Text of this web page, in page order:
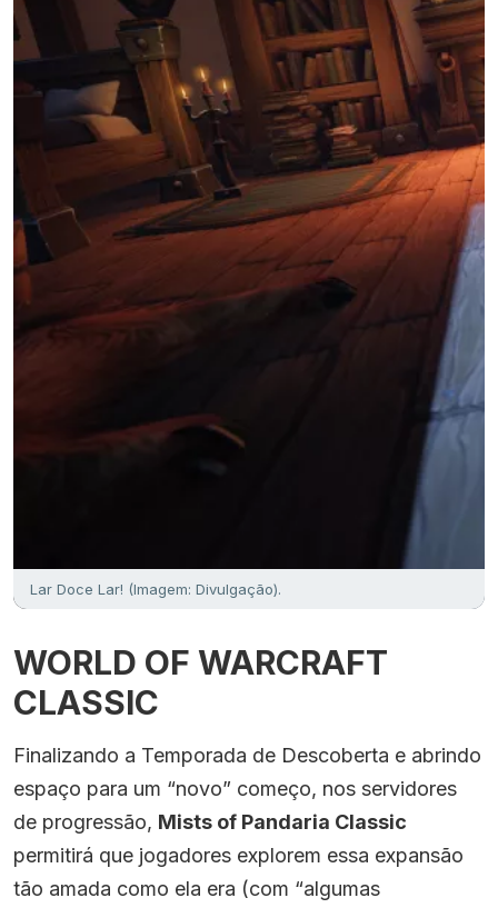
Lar Doce Lar! (Imagem: Divulgação).
WORLD OF WARCRAFT
CLASSIC
Finalizando a Temporada de Descoberta e abrindo
espaço para um “novo” começo, nos servidores
de progressão, Mists of Pandaria Classic
permitirá que jogadores explorem essa expansão
tão amada como ela era (com “algumas